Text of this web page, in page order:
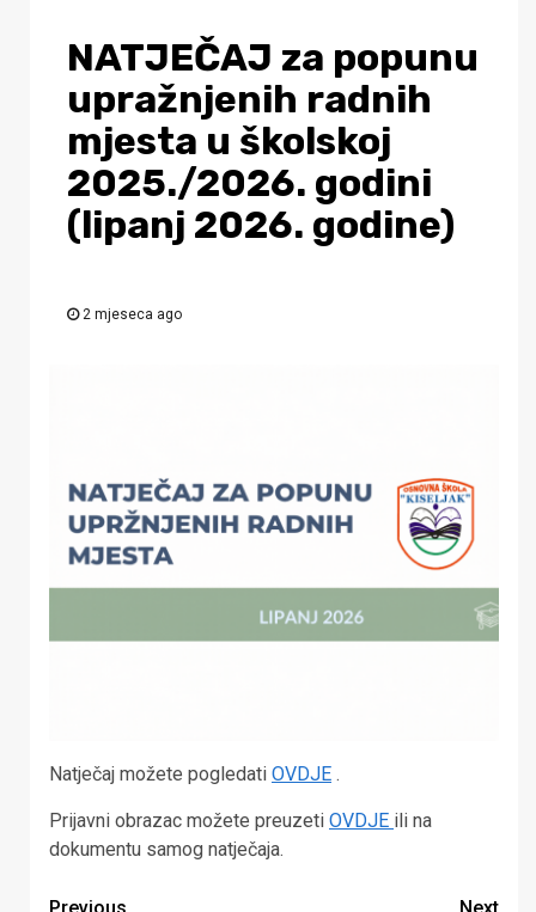
NATJEČAJ za popunu
upražnjenih radnih
mjesta u školskoj
2025./2026. godini
(lipanj 2026. godine)
2 mjeseca ago
Natječaj možete pogledati OVDJE .
Prijavni obrazac možete preuzeti OVDJE ili na
dokumentu samog natječaja.